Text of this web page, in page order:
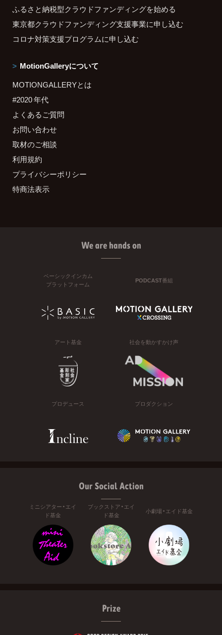
ふるさと納税型クラウドファンディングを始める
東京都クラウドファンディング支援事業に申し込む
コロナ対策支援プログラムに申し込む
MotionGalleryについて
MOTIONGALLERYとは
#2020 年代
よくあるご質問
お問い合わせ
取材のご相談
利用規約
プライバシーポリシー
特商法表示
We are hands on
ベーシックインカム
プラットフォーム
PODCAST番組
アート基金 社会を動かすかけ声
プロデュース プロダクション
Our Social Action
ミニシアター・エイ
ド基金
ブックストア・エイ
ド基金
小劇場・エイド基金
Prize